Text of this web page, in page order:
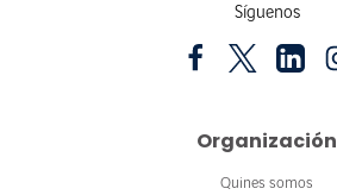
Síguenos
Organización
Quines somos